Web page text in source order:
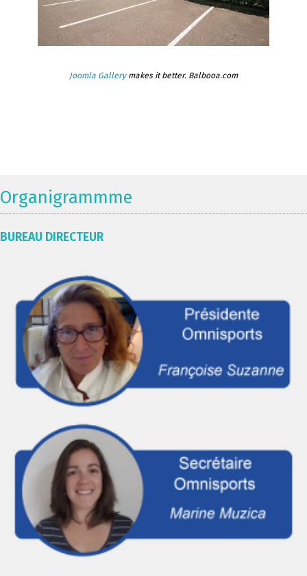
Joomla Gallerymakes it better. Balbooa.com
Organigrammme
BUREAU DIRECTEUR